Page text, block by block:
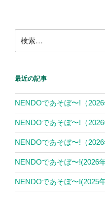
ン
索:
最近の記事
NENDOであそぼ〜!（2026
NENDOであそぼ〜!（2026
NENDOであそぼ〜!（2026
NENDOであそぼ〜!(2026
NENDOであそぼ〜!(2025